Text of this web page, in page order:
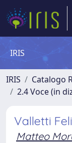
IRIS
IRIS Catalogo
2.4 Voce (in
Valletti
Matteo